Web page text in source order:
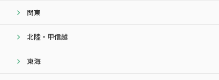
関東
北陸・甲信越
東海